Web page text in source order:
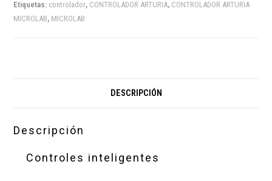
Etiquetas: controlador, CONTROLADOR ARTURIA, CONTROLADOR ARTURIA
MICROLAB, MICROLAB
DESCRIPCIÓN
Descripción
Controles inteligentes